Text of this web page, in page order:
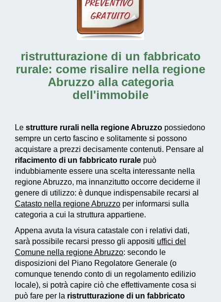
ristrutturazione di un fabbricato
rurale: come risalire nella regione
Abruzzo alla categoria
dell'immobile
Le strutture rurali nella regione Abruzzo possiedono
sempre un certo fascino e solitamente si possono
acquistare a prezzi decisamente contenuti. Pensare al
rifacimento di un fabbricato rurale può
indubbiamente essere una scelta interessante nella
regione Abruzzo, ma innanzitutto occorre deciderne il
genere di utilizzo: è dunque indispensabile recarsi al
Catasto nella regione Abruzzo per informarsi sulla
categoria a cui la struttura appartiene.
Appena avuta la visura catastale con i relativi dati,
sarà possibile recarsi presso gli appositi uffici del
Comune nella regione Abruzzo: secondo le
disposizioni del Piano Regolatore Generale (o
comunque tenendo conto di un regolamento edilizio
locale), si potrà capire ciò che effettivamente cosa si
può fare per la ristrutturazione di un fabbricato